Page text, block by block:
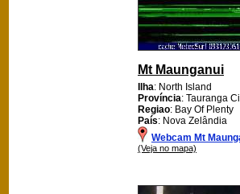
Mt Maunganui
Ilha: North Island
Província: Tauranga
Regiao: Bay Of Plenty
País: Nova Zelândia
Webcam Mt
(Veja no mapa)